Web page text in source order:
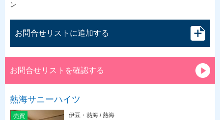
ン
お問合せリストに追加する
お問合せリストを確認する
熱海サニーハイツ
売買
伊豆・熱海 / 熱海